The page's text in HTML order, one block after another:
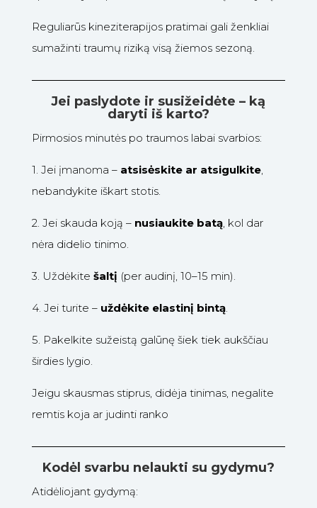
Reguliarūs kineziterapijos pratimai gali ženkliai
sumažinti traumų riziką visą žiemos sezoną.
Jei paslydote ir susižeidėte – ką
daryti iš karto?
Pirmosios minutės po traumos labai svarbios:
1. Jei įmanoma – atsisėskite ar atsigulkite,
nebandykite iškart stotis.
2. Jei skauda koją – nusiaukite batą, kol dar
nėra didelio tinimo.
3. Uždėkite šaltį (per audinį, 10–15 min).
4. Jei turite – uždėkite elastinį bintą.
5. Pakelkite sužeistą galūnę šiek tiek aukščiau
širdies lygio.
Jeigu skausmas stiprus, didėja tinimas, negalite
remtis koja ar judinti ranko
Kodėl svarbu nelaukti su gydymu?
Atidėliojant gydymą: